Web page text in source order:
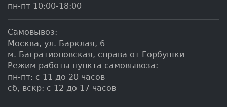
пн-пт 10:00-18:00
Самовывоз:
Москва, ул. Барклая, 6
м. Багратионовская, справа от Горбушки
Режим работы пункта самовывоза:
пн-пт: с 11 до 20 часов
сб, вскр: с 12 до 17 часов